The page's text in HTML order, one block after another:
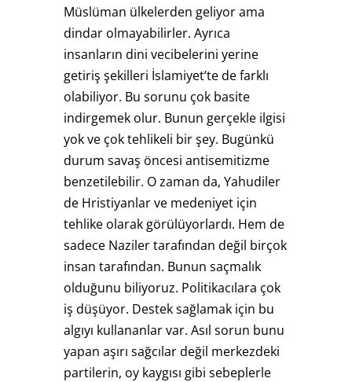
Müslüman ülkelerden geliyor ama
dindar olmayabilirler. Ayrıca
insanların dini vecibelerini yerine
getiriş şekilleri İslamiyet’te de farklı
olabiliyor. Bu sorunu çok basite
indirgemek olur. Bunun gerçekle ilgisi
yok ve çok tehlikeli bir şey. Bugünkü
durum savaş öncesi antisemitizme
benzetilebilir. O zaman da, Yahudiler
de Hristiyanlar ve medeniyet için
tehlike olarak görülüyorlardı. Hem de
sadece Naziler tarafından değil birçok
insan tarafından. Bunun saçmalık
olduğunu biliyoruz. Politikacılara çok
iş düşüyor. Destek sağlamak için bu
algıyı kullananlar var. Asıl sorun bunu
yapan aşırı sağcılar değil merkezdeki
partilerin, oy kaygısı gibi sebeplerle